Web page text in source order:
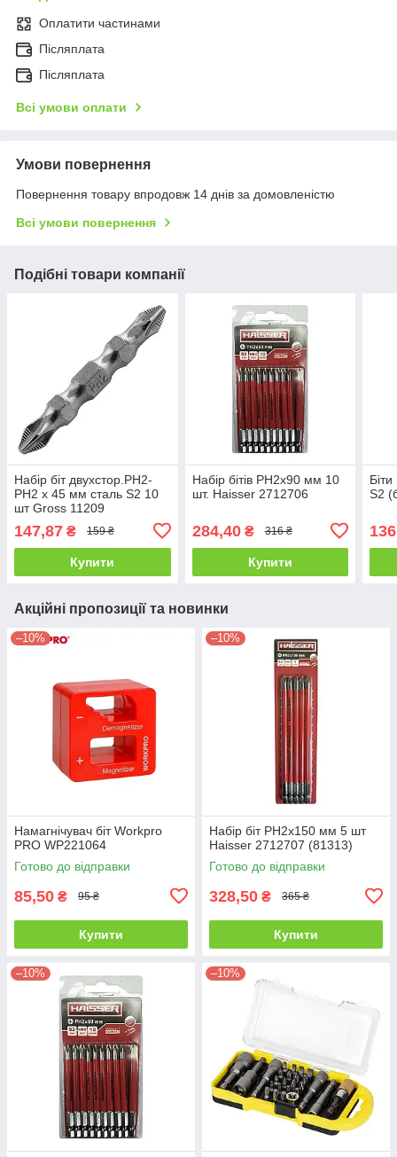
Оплатити частинами
Післяплата
Післяплата
Всі умови оплати
Умови повернення
Повернення товару впродовж 14 днів за домовленістю
Всі умови повернення
Подібні товари компанії
Набір біт двухстор.PH2-
PH2 х 45 мм сталь S2 10
шт Gross 11209
147,87 ₴ 159 ₴
Купити
Набір бітів PH2х90 мм 10
шт. Haisser 2712706
284,40₴ 316 ₴
Купити
S2
Акційні пропозиції та новинки
–10%
Намагнічувач біт Workpro
PRO WP221064
Готово до відправки
85,50 ₴ 95 ₴
Купити
–10%
Набір біт PH2х150 мм 5 шт
Haisser 2712707 (81313)
Готово до відправки
328,50 ₴ 365 ₴
Купити
–10% –10%